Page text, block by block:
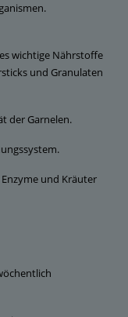
wichtige Nährstoffe
und Granulaten
der Garnelen.
und Kräuter